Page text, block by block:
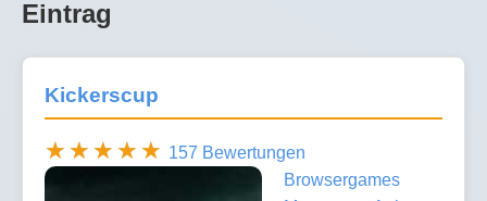
Eintrag
Kickerscup
157 Bewertungen
Browsergames